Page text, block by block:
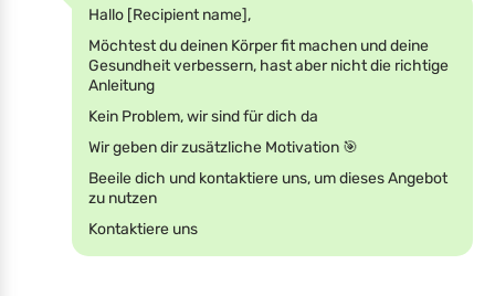
Hallo [Recipient name],
Möchtest du deinen Körper fit machen und deine
Gesundheit verbessern, hast aber nicht die richtige
Anleitung
Kein Problem, wir sind für dich da
Wir geben dir zusätzliche Motivation 🎯
Beeile dich und kontaktiere uns, um dieses Angebot
zu nutzen
Kontaktiere uns